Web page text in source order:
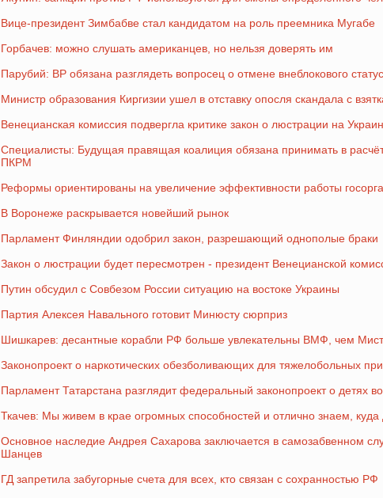
Вице-президент Зимбабве стал кандидатом на роль преемника Мугабе
Горбачев: можно слушать американцев, но нельзя доверять им
Парубий: ВР обязана разглядеть вопросец о отмене внеблокового
Министр образования Киргизии ушел в отставку опосля скандала с
Венецианская комиссия подвергла критике закон о люстрации на
Специалисты: Будущая правящая коалиция обязана принимать в
ПКРМ
Реформы ориентированы на увеличение эффективности работы
В Воронеже раскрывается новейший рынок
Парламент Финляндии одобрил закон, разрешающий однополые браки
Закон о люстрации будет пересмотрен - президент Венецианской
Путин обсудил с Совбезом России ситуацию на востоке Украины
Партия Алексея Навального готовит Минюсту сюрприз
Шишкарев: десантные корабли РФ больше увлекательны ВМФ, чем
Законопроект о наркотических обезболивающих для тяжелобольных
Парламент Татарстана разглядит федеральный законопроект о детях
Ткачев: Мы живем в крае огромных способностей и отлично знаем, куда
Основное наследие Андрея Сахарова заключается в самозабвенном
Шанцев
ГД запретила забугорные счета для всех, кто связан с сохранностью РФ